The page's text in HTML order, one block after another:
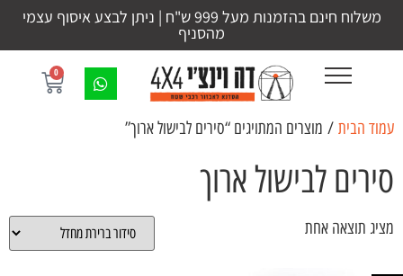
משלוח חינם בהזמנות מעל 999 ש"ח | ניתן לבצע איסוף עצמי
מהסניף
0
עמוד הבית / מוצרים המתויגים “סירים לבישול ארוך”
סירים לבישול ארוך
מציג תוצאה אחת